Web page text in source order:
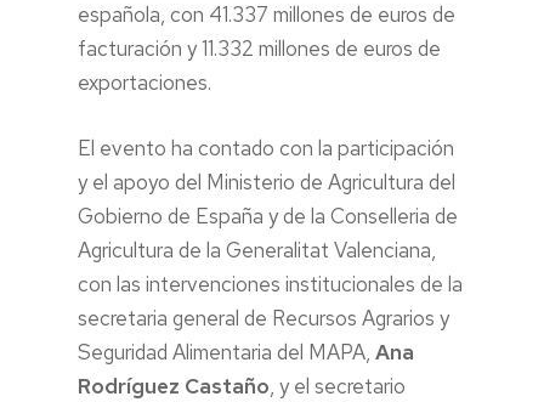
española, con 41.337 millones de euros de
facturación y 11.332 millones de euros de
exportaciones.
El evento ha contado con la participación
y el apoyo del Ministerio de Agricultura del
Gobierno de España y de la Conselleria de
Agricultura de la Generalitat Valenciana,
con las intervenciones institucionales de la
secretaria general de Recursos Agrarios y
Seguridad Alimentaria del MAPA, Ana
Rodríguez Castaño, y el secretario